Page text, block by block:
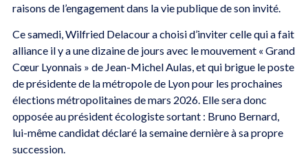
raisons de l’engagement dans la vie publique de son invité.
Ce samedi, Wilfried Delacour a choisi d’inviter celle qui a fait
alliance il y a une dizaine de jours avec le mouvement « Grand
Cœur Lyonnais » de Jean-Michel Aulas, et qui brigue le poste
de présidente de la métropole de Lyon pour les prochaines
élections métropolitaines de mars 2026. Elle sera donc
opposée au président écologiste sortant : Bruno Bernard,
lui-même candidat déclaré la semaine dernière à sa propre
succession.